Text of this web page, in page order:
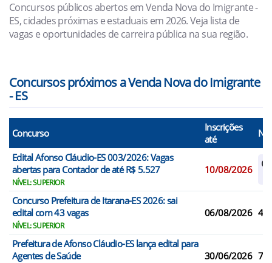
Concursos públicos abertos em Venda Nova do Imigrante -
ES, cidades próximas e estaduais em 2026. Veja lista de
vagas e oportunidades de carreira pública na sua região.
Concursos próximos a Venda Nova do Imigrante
- ES
Concurso
Inscrições
até
N°
Edital Afonso Cláudio-ES 003/2026: Vagas
abertas para Contador de até R$ 5.527
NÍVEL: SUPERIOR
10/08/2026
Concurso Prefeitura de Itarana-ES 2026: sai
edital com 43 vagas
NÍVEL: SUPERIOR
06/08/2026 43
Prefeitura de Afonso Cláudio-ES lança edital para
Agentes de Saúde
30/06/2026 7